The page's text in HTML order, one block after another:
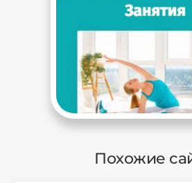
Похожие